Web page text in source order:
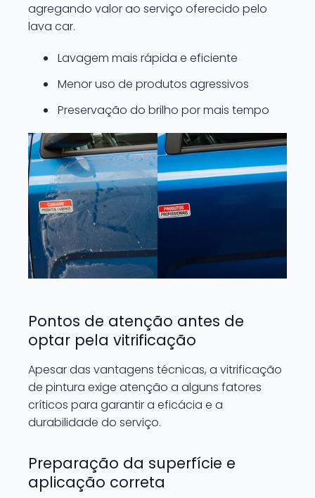
agregando valor ao serviço oferecido pelo
lava car.
Lavagem mais rápida e eficiente
Menor uso de produtos agressivos
Preservação do brilho por mais tempo
Pontos de atenção antes de
optar pela vitrificação
Apesar das vantagens técnicas, a vitrificação
de pintura exige atenção a alguns fatores
críticos para garantir a eficácia e a
durabilidade do serviço.
Preparação da superfície e
aplicação correta